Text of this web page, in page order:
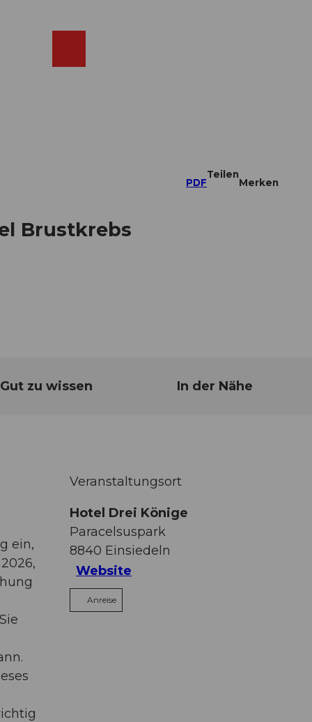
PDF
Teilen
Merken
Brustkrebs
Gut zu wissen In der Nähe
ein,
Veranstaltungsort
Hotel Drei Könige
Paracelsuspark
8840 Einsiedeln
Website
Anreise